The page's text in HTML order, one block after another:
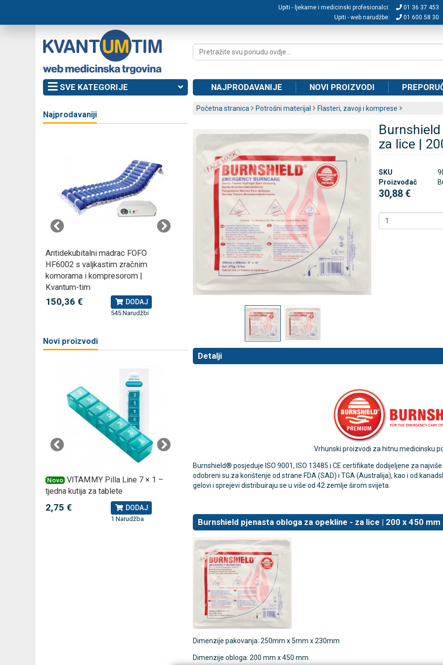
Upiti - ljekarne i medicinski profesionalci:
01 36 37 453
Upiti - web narudžbe:
01 600 58 30
SVE KATEGORIJE NAJPRODAVANIJE NOVI PROIZVODI
Početna stranica Potrošni materijal Flasteri, zavoji i komprese
za lice |
SKU
Proizvođač
30,88 €
Detalji
Vrhunski proizvodi za hitnu medicinsku
Burnshield® posjeduje ISO 9001, ISO 13485 i CE certifikate dodijeljene za
odobreni su za korištenje od strane FDA (SAD) i TGA (Australija), kao i od
gelovi i sprejevi distribuiraju se u više od 42 zemlje širom svijeta.
Burnshield pjenasta obloga za opekline - za lice | 200 x 450 mm
Dimenzije pakovanja: 250mm x 5mm x 230mm
Dimenzije obloga: 200 mm x 450 mm
Najprodavaniji
Antidekubitalni madrac FOFO
HF6002 s valjkastim zračnim
komorama i kompresorom |
Kvantum-tim
150,36 € DODAJ
545 Narudžbi
Rossmax NB500 profesionalni
kompresorski inhalator
79,49 €
494 Narudžbe
Rossmax X5 tlakomjer za
Novi proizvodi
Novo VITAMMY Pilla Line 7 × 1 –
tjedna kutija za tablete
2,75 € DODAJ
1 Narudžba
Novo VITAMMY Pilla 7 × 4 – tjedna
kutija za tablete
1 Narudžba
Novo
LEPU Armfit+ BP2
za nadlakticu s EKG-om